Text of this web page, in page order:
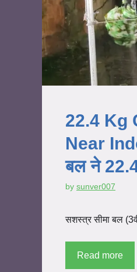
22.4 Kg
Near
बल ने
by sunver007
सशस्त्र सीमा बल
Read more